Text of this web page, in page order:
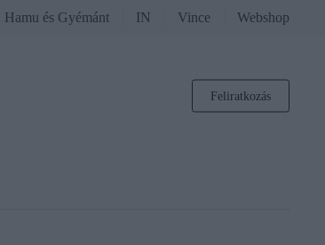
Hamu és Gyémánt IN Vince Webshop
Feliratkozás